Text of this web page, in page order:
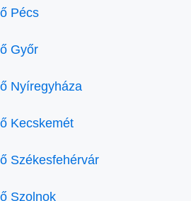
Pécs
Győr
Nyíregyháza
Kecskemét
Székesfehérvár
Szolnok